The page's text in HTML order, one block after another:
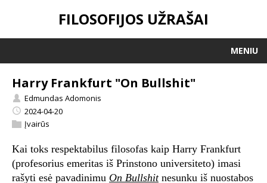
FILOSOFIJOS UŽRAŠAI
MENIU
Harry Frankfurt "On Bullshit"
Edmundas Adomonis
2024-04-20
Įvairūs
Kai toks respektabilus filosofas kaip Harry Frankfurt
(profesorius emeritas iš Prinstono universiteto) imasi
rašyti esė pavadinimu On Bullshitnesunku iš nuostabos